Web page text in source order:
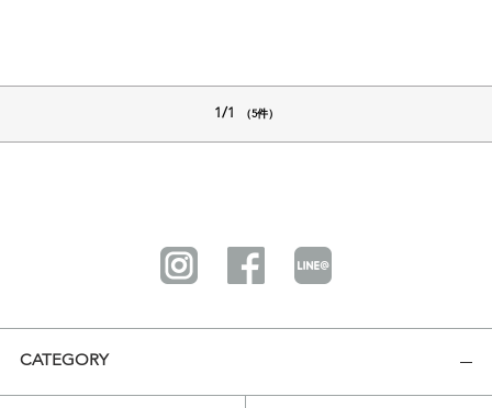
1/1 （5件）
CATEGORY